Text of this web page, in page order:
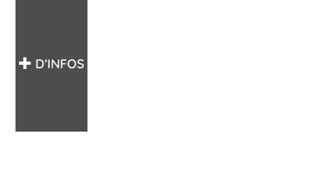
D’INFOS